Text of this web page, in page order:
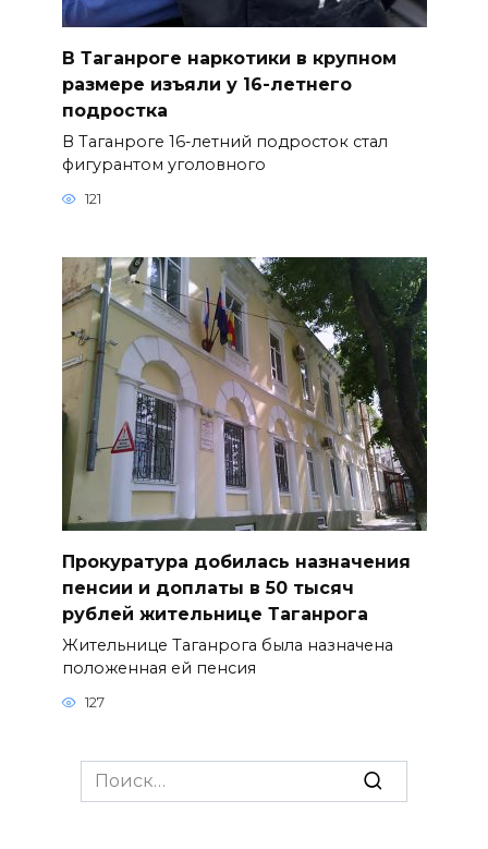
В Таганроге наркотики в крупном
размере изъяли у 16-летнего
подростка
В Таганроге 16-летний подросток стал
фигурантом уголовного
121
Прокуратура добилась назначения
пенсии и доплаты в 50 тысяч
рублей жительнице Таганрога
Жительнице Таганрога была назначена
положенная ей пенсия
127
Search
for: